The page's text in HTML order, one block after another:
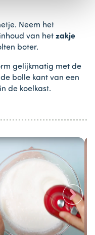
Neem het
van het zakje
boter.
gelijkmatig met de
bolle kant van een
de koelkast.